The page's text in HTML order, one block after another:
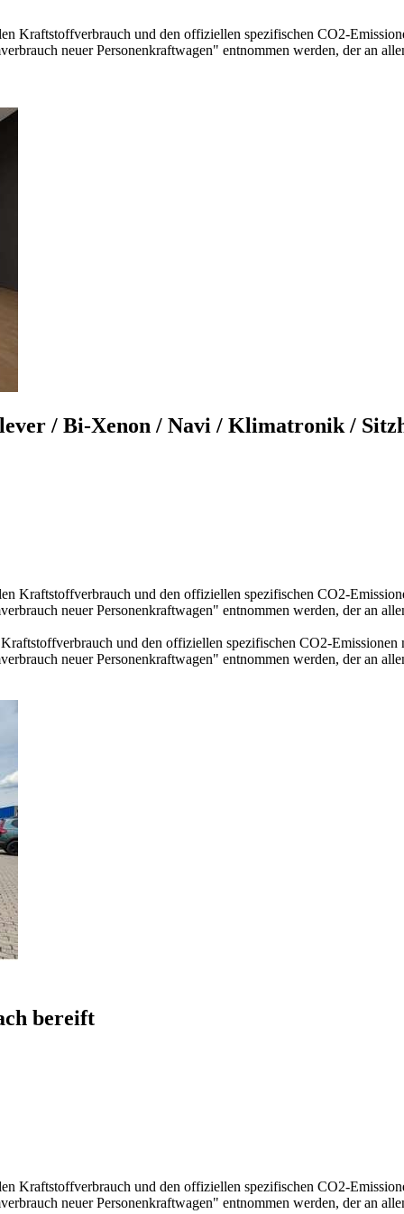
Kraftstoffverbrauch und den offiziellen spezifischen CO2-
neuer Personenkraftwagen" entnommen werden, der an
/ Bi-Xenon / Navi / Klimatronik /
Kraftstoffverbrauch und den offiziellen spezifischen CO2-
neuer Personenkraftwagen" entnommen werden, der an
und den offiziellen spezifischen CO2-
neuer Personenkraftwagen" entnommen werden, der an
bereift
Kraftstoffverbrauch und den offiziellen spezifischen CO2-
neuer Personenkraftwagen" entnommen werden, der an